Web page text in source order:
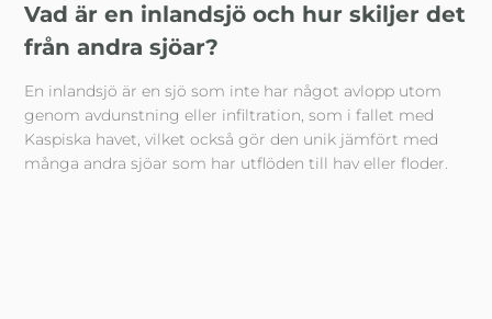
Vad är en inlandsjö och hur skiljer det
från andra sjöar?
En inlandsjö är en sjö som inte har något avlopp utom
genom avdunstning eller infiltration, som i fallet med
Kaspiska havet, vilket också gör den unik jämfört med
många andra sjöar som har utflöden till hav eller floder.